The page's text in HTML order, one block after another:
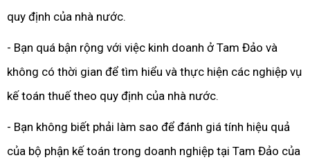
quy định của nhà nước.
- Bạn quá bận rộng với việc kinh doanh ở Tam Đảo và
không có thời gian để tìm hiểu và thực hiện các nghiệp vụ
kế toán thuế theo quy định của nhà nước.
- Bạn không biết phải làm sao để đánh giá tính hiệu quả
của bộ phận kế toán trong doanh nghiệp tại Tam Đảo của